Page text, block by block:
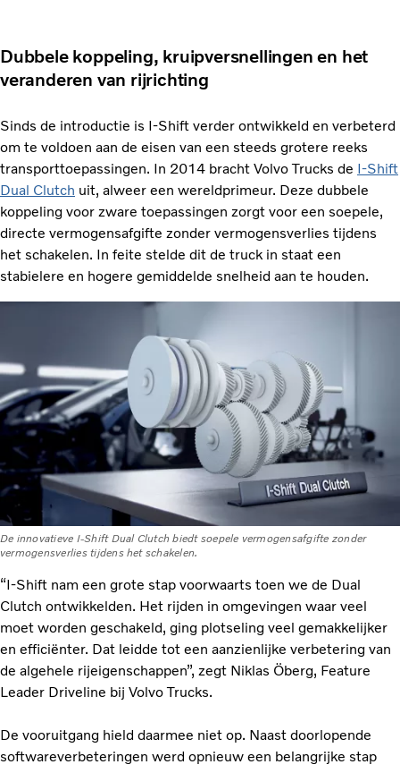
Dubbele koppeling, kruipversnellingen en het
veranderen van rijrichting
Sinds de introductie is I-Shift verder ontwikkeld en verbeterd
om te voldoen aan de eisen van een steeds grotere reeks
transporttoepassingen. In 2014 bracht Volvo Trucks de I-Shift
Dual Clutch uit, alweer een wereldprimeur. Deze dubbele
koppeling voor zware toepassingen zorgt voor een soepele,
directe vermogensafgifte zonder vermogensverlies tijdens
het schakelen. In feite stelde dit de truck in staat een
stabielere en hogere gemiddelde snelheid aan te houden.
De innovatieve I-Shift Dual Clutch biedt soepele vermogensafgifte zonder
vermogensverlies tijdens het schakelen.
“I-Shift nam een grote stap voorwaarts toen we de Dual
Clutch ontwikkelden. Het rijden in omgevingen waar veel
moet worden geschakeld, ging plotseling veel gemakkelijker
en efficiënter. Dat leidde tot een aanzienlijke verbetering van
de algehele rijeigenschappen”, zegt Niklas Öberg, Feature
Leader Driveline bij Volvo Trucks.
De vooruitgang hield daarmee niet op. Naast doorlopende
softwareverbeteringen werd opnieuw een belangrijke stap